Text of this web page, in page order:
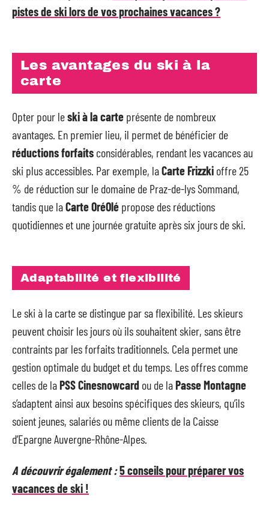
pistes de ski lors de vos prochaines vacances ?
Les avantages du ski à la
carte
Opter pour leski à la carte présente de nombreux
avantages. En premier lieu, il permet de bénéficier de
réductions forfaits considérables, rendant les vacances au
ski plus accessibles. Par exemple, laCarte Frizzki offre 25
% de réduction sur le domaine de Praz-de-lys Sommand,
tandis que laCarte OréOlé propose des réductions
quotidiennes et une journée gratuite après six jours de ski.
Adaptabilité et flexibilité
Le ski à la carte se distingue par sa flexibilité. Les skieurs
peuvent choisir les jours où ils souhaitent skier, sans être
contraints par les forfaits traditionnels. Cela permet une
gestion optimale du budget et du temps. Les offres comme
celles de laPSS Cinesnowcard ou de laPasse Montagne
s’adaptent ainsi aux besoins spécifiques des skieurs, qu’ils
soient jeunes, salariés ou même clients de la Caisse
d’Epargne Auvergne-Rhône-Alpes.
A découvrir également :5 conseils pour préparer vos
vacances de ski !